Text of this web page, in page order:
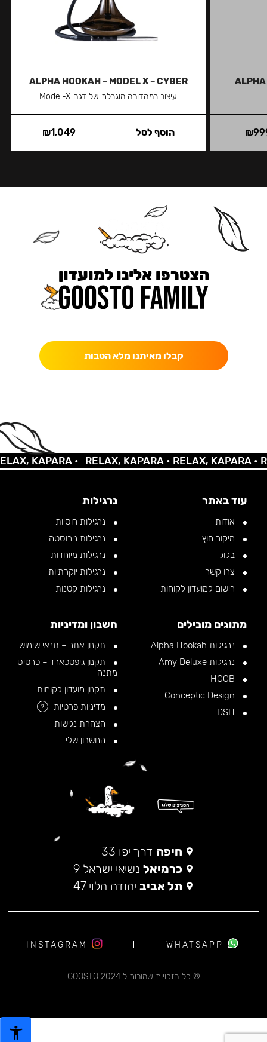
ALPHA
₪
ALPHA HOOKAH – MODEL X – CYBER
עיצוב במהדורה מוגבלת של דגם Model-X
₪1,049 הוסף לסל
הצטרפו אלינו למועדון
קבלו מאיתנו מלא הטבות
KAPARA • RELAX, KAPARA •RELAX, KAPARA •
עוד באתר
אודות
מיקור חוץ
בלוג
צרו קשר
רישום למועדון לקוחות
נרגילות
נרגילות רוסיות
נרגילות נירוסטה
נרגילות מיוחדות
נרגילות יוקרתיות
נרגילות קטנות
מתוגים מובילים
נרגילות Alpha Hookah
נרגילות Amy Deluxe
חשבון ומדיניות
תקנון אתר – תנאי שימוש
תקנון גיפטכארד – כרטיס
מתנה
תקנון מועדון לקוחות
מדיניות פרטיות
?
הצהרת נגישות
החשבון שלי
חיפה דרך יפו 33
כרמיאל נשיאי ישראל 9
תל אביב יהודה הלוי 47
© כל הזכויות שמורות ל 2024 GOOSTO
WHATSAPP
INSTAGRAM